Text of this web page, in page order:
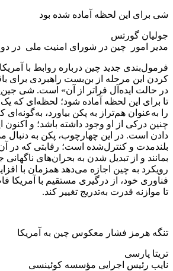
شی برای این لحظه آماده شده بود
جولیان گورتس
مدیر امور چین در شورای امنیت ملی در
فرمول‌بندی جدید چین درباره روابط با
کردن این مرحله از بن‌بست راهبردی برای
در حالت ایده‌آل فراتر از آن» است. شی
تا برای این لحظه آماده شود؛ لحظه‌ای که
را به‌عنوان هم‌تراز به پکن بیاورد،
چنین درکی از او وجود داشته باشد؛ و اکنون
دادن است. در این چهارچوب، پکن به دنبال
بلندمدت و کنترل‌شده است؛ رقابتی که در
بمانند و از تبدیل شدن به بحران‌های
رویکرد به چین اجازه می‌دهد همزمان با
فناوری خود، از درگیری مستقیم با آمریکا
تا موازنه قدرت به‌تدریج تغییر کند.
تنگه هرمز فشار معکوس چین به آمریکا
تریتا پارسی
نایب رئیس اجرایی مؤسسه کوئینسی